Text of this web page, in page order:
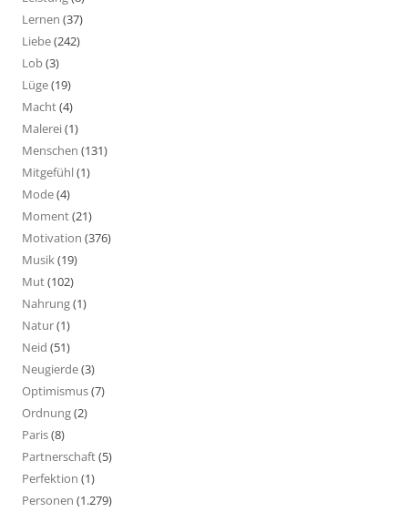
Lernen (37)
Liebe(242)
Lob(3)
Lüge(19)
Macht(4)
Malerei(1)
Menschen (131)
Mitgefühl(1)
Mode(4)
Moment(21)
Motivation (376)
Musik(19)
Mut(102)
Nahrung(1)
Natur(1)
Neid (51)
Neugierde(3)
Optimismus(7)
Ordnung(2)
Paris(8)
Partnerschaft(5)
Perfektion (1)
Personen (1.279)